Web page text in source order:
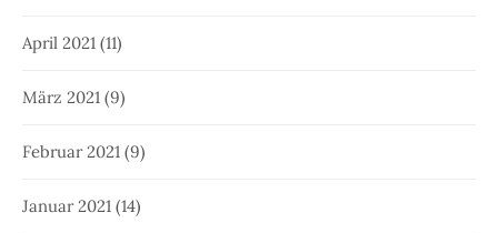
April 2021 (11)
März 2021 (9)
Februar 2021 (9)
Januar 2021 (14)